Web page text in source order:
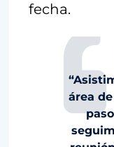
fecha.
área